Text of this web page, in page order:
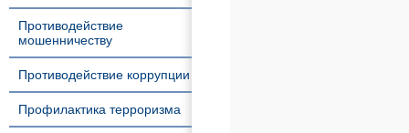
Противодействие
мошенничеству
Противодействие коррупции
Профилактика терроризма